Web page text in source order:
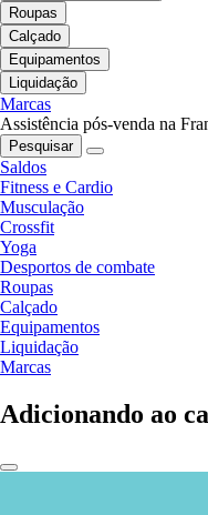
Roupas
Calçado
Equipamentos
Liquidação
Marcas
Assistência pós-venda na
Pesquisar
Saldos
Fitness e Cardio
Musculação
Crossfit
Yoga
Desportos de combate
Roupas
Calçado
Equipamentos
Liquidação
Marcas
Adicionando ao